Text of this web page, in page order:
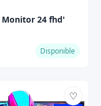
Disponible
♡